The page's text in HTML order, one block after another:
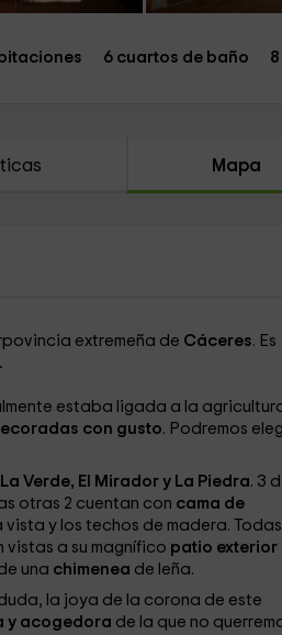
6 cuartos de baño
Mapa
extremeña de Cáceres. Es
estaba ligada a la
con gusto. Podremos
Verde, El Mirador y La Piedra. 3
otras 2 cuentan con cama de
y los techos de madera.
a su magnífico patio exterior
una chimenea de leña.
la joya de la corona de este
y acogedora de la que no